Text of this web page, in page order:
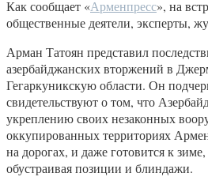
Как сообщает «Арменпресс», на
общественные деятели, эксперты,
Арман Татоян представил
азербайджанских вторжений в
Гегаркуникскую области. Он
свидетельствуют о том, что
укреплению своих незаконных
оккупированных территориях
на дорогах, и даже готовится к
обустраивая позиции и блиндажи.